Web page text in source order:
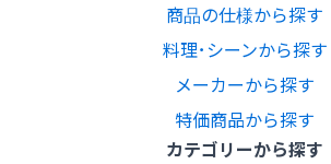
商品の仕様から探す
料理･シーンから探す
メーカーから探す
特価商品から探す
カテゴリーから探す